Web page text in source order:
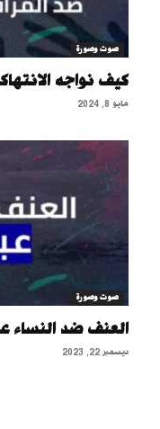
صوت وصورة
كيف نواجه
مايو 8, 2024
صوت وصورة
العنف ضد النساء
ديسمبر 22, 2023